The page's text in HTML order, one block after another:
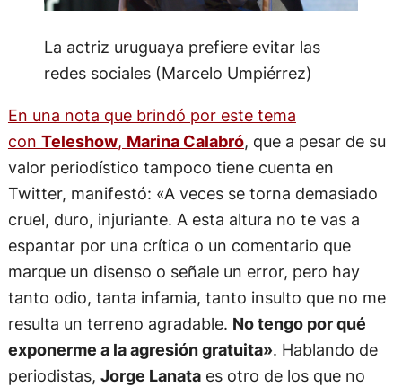
La actriz uruguaya prefiere evitar las
redes sociales (Marcelo Umpiérrez)
En una nota que brindó por este tema
con Teleshow, Marina Calabró, que a pesar de su
valor periodístico tampoco tiene cuenta en
Twitter, manifestó: «A veces se torna demasiado
cruel, duro, injuriante. A esta altura no te vas a
espantar por una crítica o un comentario que
marque un disenso o señale un error, pero hay
tanto odio, tanta infamia, tanto insulto que no me
resulta un terreno agradable. No tengo por qué
exponerme a la agresión gratuita». Hablando de
periodistas, Jorge Lanataes otro de los que no